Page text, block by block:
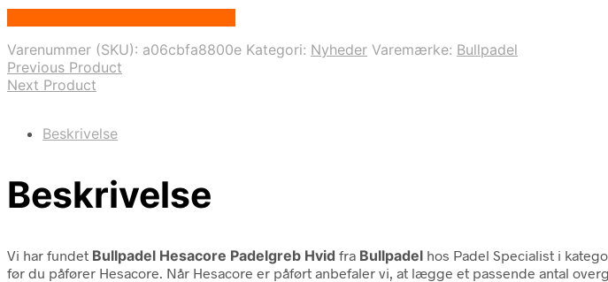
Varenummer (SKU): a06cbfa8800e Kategori: Nyheder Varemærke: Bullpadel
Previous Product
Next Product
Beskrivelse
Beskrivelse
Vi har fundet Bullpadel Hesacore Padelgreb Hvid fra Bullpadel hos Padel Specialist i
før du påfører Hesacore. Når Hesacore er påført anbefaler vi, at lægge et passende antal